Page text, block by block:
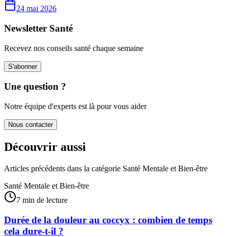
24 mai 2026
Newsletter Santé
Recevez nos conseils santé chaque semaine
S'abonner
Une question ?
Notre équipe d'experts est là pour vous aider
Nous contacter
Découvrir aussi
Articles précédents dans la catégorie Santé Mentale et Bien-être
Santé Mentale et Bien-être
7 min de lecture
Durée de la douleur au coccyx : combien de temps
cela dure-t-il ?